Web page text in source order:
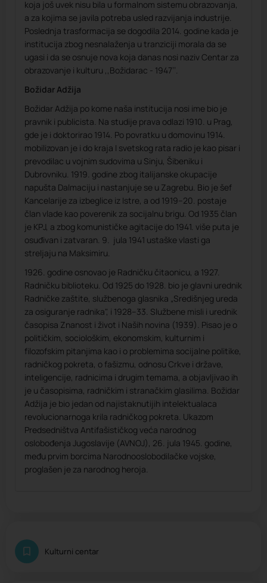
koja još uvek nisu bila u formalnom sistemu obrazovanja,
a za kojima se javila potreba usled razvijanja industrije.
Poslednja trasformacija se dogodila 2014. godine kada je
institucija zbog nesnalaženja u tranziciji morala da se
ugasi i da se osnuje nova koja danas nosi naziv Centar za
obrazovanje i kulturu ,,Božidarac - 1947’’.
Božidar Adžija
Božidar Adžija po kome naša institucija nosi ime bio je
pravnik i publicista. Na studije prava odlazi 1910. u Prag,
gde je i doktorirao 1914. Po povratku u domovinu 1914.
mobilizovan je i do kraja I svetskog rata radio je kao pisar i
prevodilac u vojnim sudovima u Sinju, Šibeniku i
Dubrovniku. 1919. godine zbog italijanske okupacije
napušta Dalmaciju i nastanjuje se u Zagrebu. Bio je šef
Kancelarije za izbeglice iz Istre, a od 1919–20. postaje
član vlade kao poverenik za socijalnu brigu. Od 1935 član
je KPJ, a zbog komunističke agitacije do 1941. više puta je
osuđivan i zatvaran. 9. jula 1941 ustaške vlasti ga
streljaju na Maksimiru.
1926. godine osnovao je Radničku čitaonicu, a 1927.
Radničku biblioteku. Od 1925 do 1928. bio je glavni urednik
Radničke zaštite, službenoga glasnika „Središnjeg ureda
za osiguranje radnika", i 1928–33. Službene misli i urednik
časopisa Znanost i život i Naših novina (1939). Pisao je o
političkim, sociološkim, ekonomskim, kulturnim i
filozofskim pitanjima kao i o problemima socijalne politike,
radničkog pokreta, o fašizmu, odnosu Crkve i države,
inteligencije, radnicima i drugim temama, a objavljivao ih
je u časopisima, radničkim i stranačkim glasilima. Božidar
Adžija je bio jedan od najistaknutijih intelektualaca
revolucionarnoga krila radničkog pokreta. Ukazom
Predsedništva Antifašističkog veća narodnog
oslobođenja Jugoslavije (AVNOJ), 26. jula 1945. godine,
među prvim borcima Narodnooslobodilačke vojske,
proglašen je za narodnog heroja.
Kulturni centar